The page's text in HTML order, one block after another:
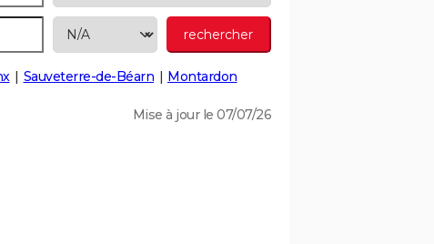
Sauveterre-de-Béarn Montardon
Mise à jour le 07/07/26